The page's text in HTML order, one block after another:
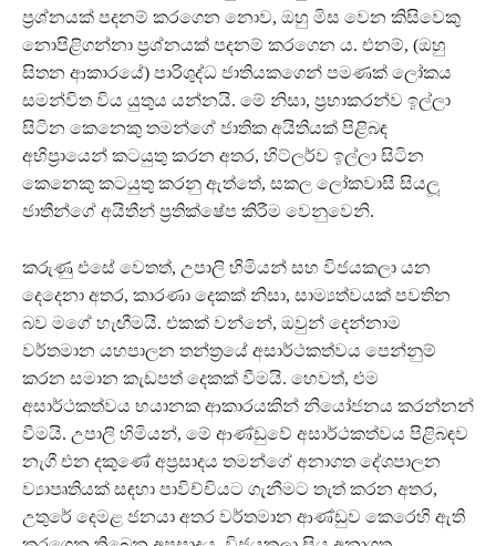
ප‍්‍රශ්නයක් පදනම් කරගෙන නොව, ඔහු මිස වෙන කිසිවෙකු
නොපිළිගන්නා ප‍්‍රශ්නයක් පදනම් කරගෙන ය. එනම්, (ඔහු
සිතන ආකාරයේ) පාරිශුද්ධ ජාතියකගෙන් පමණක් ලෝකය
සමන්විත විය යුතුය යන්නයි. මේ නිසා, ප‍්‍රභාකරන්ව ඉල්ලා
සිටින කෙනෙකු තමන්ගේ ජාතික අයිතියක් පිළිබඳ
අභිප‍්‍රායෙන් කටයුතු කරන අතර, හිට්ලර්ව ඉල්ලා සිටින
කෙනෙකු කටයුතු කරනු ඇත්තේ, සකල ලෝකවාසී සියලූ
ජාතීන්ගේ අයිතීන් ප‍්‍රතික්ෂේප කිරීම වෙනුවෙනි.
කරුණු එසේ වෙතත්, උපාලි හිමියන් සහ විජයකලා යන
දෙදෙනා අතර, කාරණා දෙකක් නිසා, සාම්‍යත්වයක් පවතින
බව මගේ හැඟීමයි. එකක් වන්නේ, ඔවුන් දෙන්නාම
වර්තමාන යහපාලන තන්ත‍්‍රයේ අසාර්ථකත්වය පෙන්නුම්
කරන සමාන කැඩපත් දෙකක් වීමයි. හෙවත්, එම
අසාර්ථකත්වය භයානක ආකාරයකින් නියෝජනය කරන්නන්
වීමයි. උපාලි හිමියන්, මේ ආණ්ඩුවේ අසාර්ථකත්වය පිළිබඳව
නැගී එන දකුණේ අප‍්‍රසාදය තමන්ගේ අනාගත දේශපාලන
ව්‍යාපෘතියක් සඳහා පාවිච්චියට ගැනීමට තැත් කරන අතර,
උතුරේ දෙමළ ජනයා අතර වර්තමාන ආණ්ඩුව කෙරෙහි ඇති